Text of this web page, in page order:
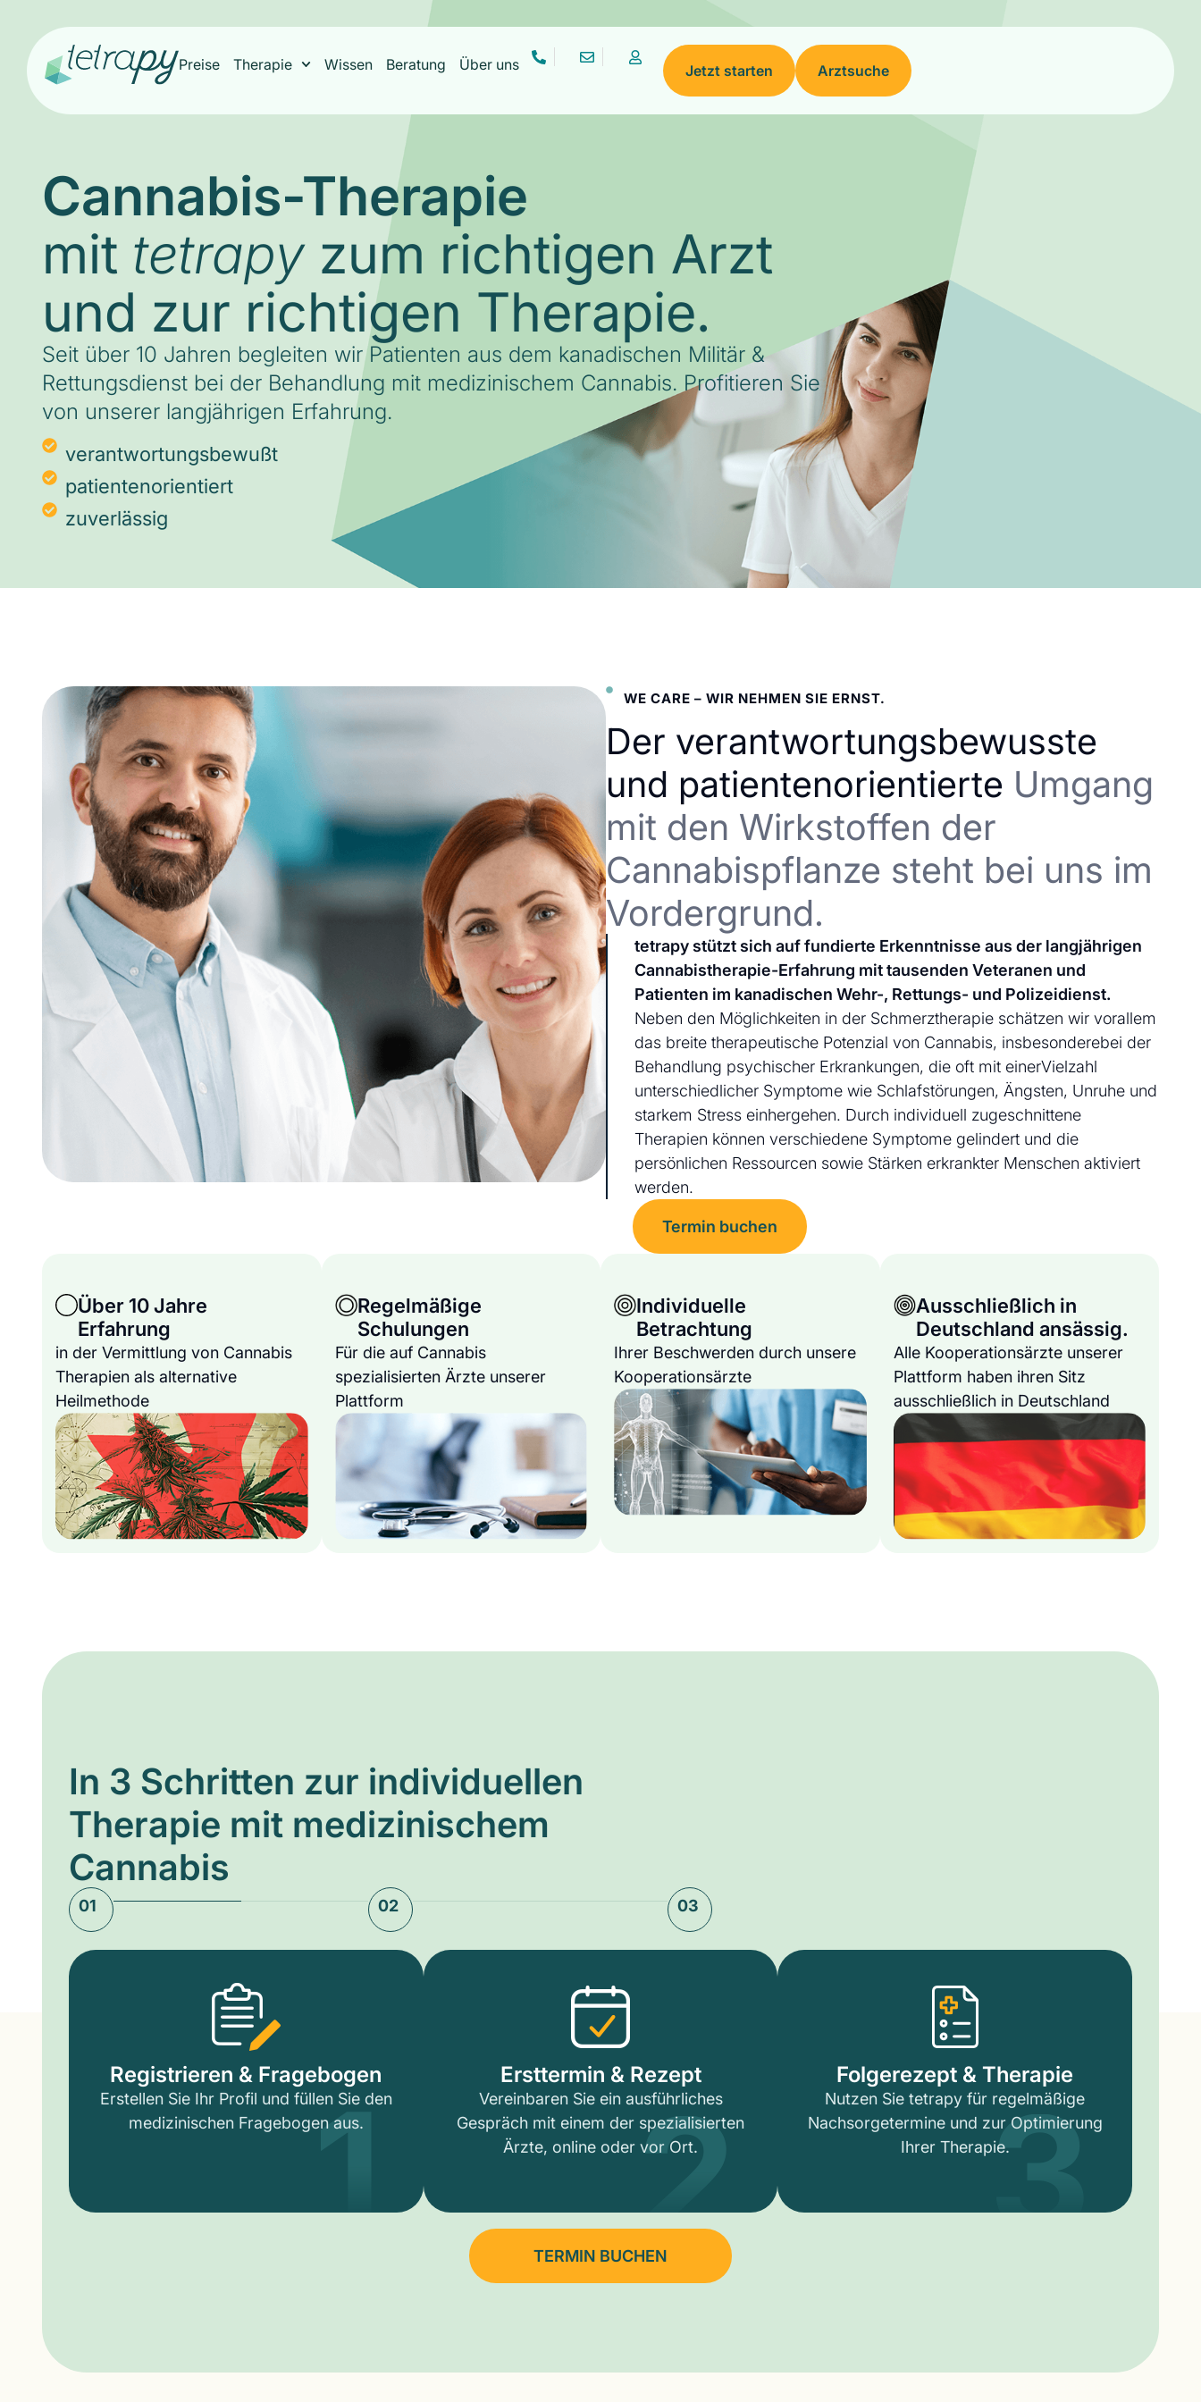
Preise Therapie Wissen Beratung Über uns Jetzt starten Arztsuche
Cannabis-Therapie
mit tetrapyzum richtigen Arzt
und zur richtigen Therapie.
Seit über 10 Jahren begleiten wir Patienten aus dem kanadischen Militär &
Rettungsdienst bei der Behandlung mit medizinischem Cannabis. Profitieren Sie
von unserer langjährigen Erfahrung.
verantwortungsbewußt
patientenorientiert
zuverlässig
WE CARE – WIR NEHMEN SIE ERNST.
Der verantwortungsbewusste
und patientenorientierte Umgang
mit den Wirkstoffen der
Cannabispflanze steht bei uns im
Vordergrund.
tetrapy stützt sich auf fundierte Erkenntnisse aus der langjährigen
Cannabistherapie-Erfahrung mit tausenden Veteranen und
Patienten im kanadischen Wehr-, Rettungs- und Polizeidienst.
Neben den Möglichkeiten in der Schmerztherapie schätzen wir vorallem
das breite therapeutische Potenzial von Cannabis, insbesonderebei der
Behandlung psychischer Erkrankungen, die oft mit einerVielzahl
unterschiedlicher Symptome wie Schlafstörungen, Ängsten, Unruhe und
starkem Stress einhergehen. Durch individuell zugeschnittene
Therapien können verschiedene Symptome gelindert und die
persönlichen Ressourcen sowie Stärken erkrankter Menschen aktiviert
werden.
Termin buchen
Über 10 Jahre
Erfahrung
in der Vermittlung von Cannabis
Therapien als alternative
Heilmethode
Regelmäßige
Schulungen
Für die auf Cannabis
spezialisierten Ärzte unserer
Plattform
Individuelle
Betrachtung
Ihrer Beschwerden durch unsere
Kooperationsärzte
Ausschließlich in
Deutschland ansässig.
Alle Kooperationsärzte unserer
Plattform haben ihren Sitz
ausschließlich in Deutschland
In 3 Schritten zur individuellen
Therapie mit medizinischem
Cannabis
01 02 03
Registrieren & Fragebogen
Erstellen Sie Ihr Profil und füllen Sie den
medizinischen Fragebogen aus.
1 Ersttermin & Rezept
Vereinbaren Sie ein ausführliches
Gespräch mit einem der spezialisierten
Ärzte, online oder vor Ort.
2 Folgerezept & Therapie
Nutzen Sie tetrapy für regelmäßige
Nachsorgetermine und zur Optimierung
Ihrer Therapie.3
TERMIN BUCHEN